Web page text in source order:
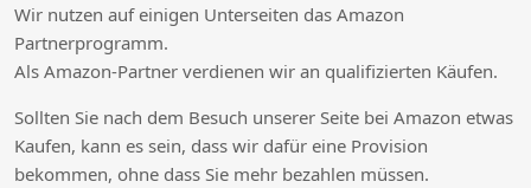
Wir nutzen auf einigen Unterseiten das Amazon
Partnerprogramm.
Als Amazon-Partner verdienen wir an qualifizierten Käufen.
Sollten Sie nach dem Besuch unserer Seite bei Amazon etwas
Kaufen, kann es sein, dass wir dafür eine Provision
bekommen, ohne dass Sie mehr bezahlen müssen.